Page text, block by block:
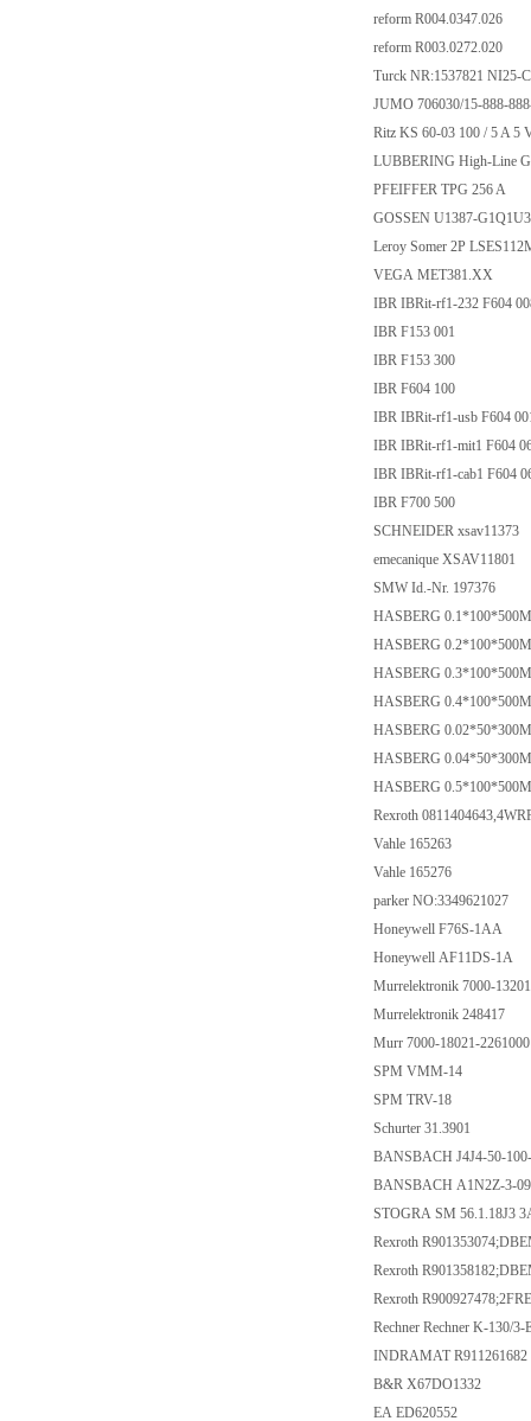
reform R004.0347.026
reform R003.0272.020
Turck NR:1537821
JUMO 706030/15-888-
Ritz KS 60-03 100 / 5 A 5
LUBBERING High-Line
PFEIFFER TPG 256 A
GOSSEN U1387-
Leroy Somer 2P
VEGA MET381.XX
IBR IBRit-rf1-232 F604
IBR F153 001
IBR F153 300
IBR F604 100
IBR IBRit-rf1-usb F604
IBR IBRit-rf1-mit1 F604
IBR IBRit-rf1-cab1 F604
IBR F700 500
SCHNEIDER xsav11373
emecanique XSAV11801
SMW Id.-Nr. 197376
HASBERG
HASBERG
HASBERG
HASBERG
HASBERG
HASBERG
HASBERG
Rexroth
Vahle 165263
Vahle 165276
parker NO:3349621027
Honeywell F76S-1AA
Honeywell AF11DS-1A
Murrelektronik 7000-
Murrelektronik 248417
Murr 7000-18021-
SPM VMM-14
SPM TRV-18
Schurter 31.3901
BANSBACH J4J4-50-
BANSBACH A1N2Z-3-
STOGRA SM 56.1.18J3
Rexroth
Rexroth
Rexroth
Rechner Rechner K-130/
INDRAMAT
B&R X67DO1332
EA ED620552